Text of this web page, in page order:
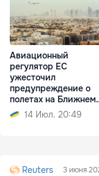
Авиационный
регулятор ЕС
ужесточил
предупреждение о
полетах на Ближнем
Востоке
14 Июл. 20:49
Reuters 3 июня